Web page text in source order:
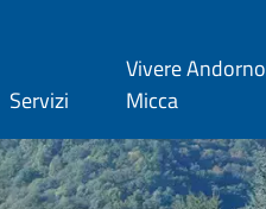
Servizi
Vivere Andorno
Micca